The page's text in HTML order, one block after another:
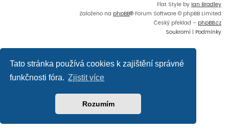
Tato stránka používá cookies k zajištění správné
funkčnosti fóra. Zjistit více
Rozumím
Flat Style by Ian Bradley
Založeno na phpBB® Forum Software © phpBB Limited
Český překlad – phpBB.cz
Soukromí | Podmínky